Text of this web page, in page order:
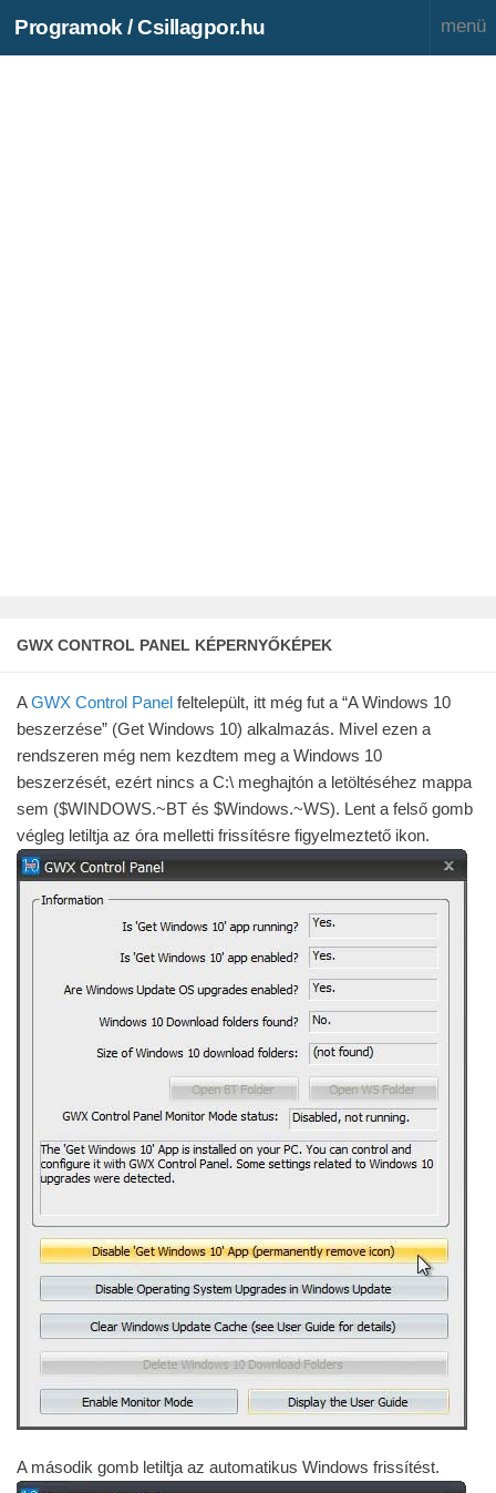
Programok / Csillagpor.hu
GWX CONTROL PANEL KÉPERNYŐKÉPEK
AGWX Control Panel feltelepült, itt még fut a “A Windows 10
beszerzése” (Get Windows 10) alkalmazás. Mivel ezen a
rendszeren még nem kezdtem meg a Windows 10
beszerzését, ezért nincs a C:\ meghajtón a letöltéséhez mappa
sem ($WINDOWS.~BT és $Windows.~WS). Lent a felső gomb
végleg letiltja az óra melletti frissítésre figyelmeztető ikon.
A második gomb letiltja az automatikus Windows frissítést.